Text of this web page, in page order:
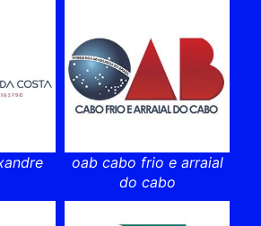
oab cabo frio e arraial
do cabo